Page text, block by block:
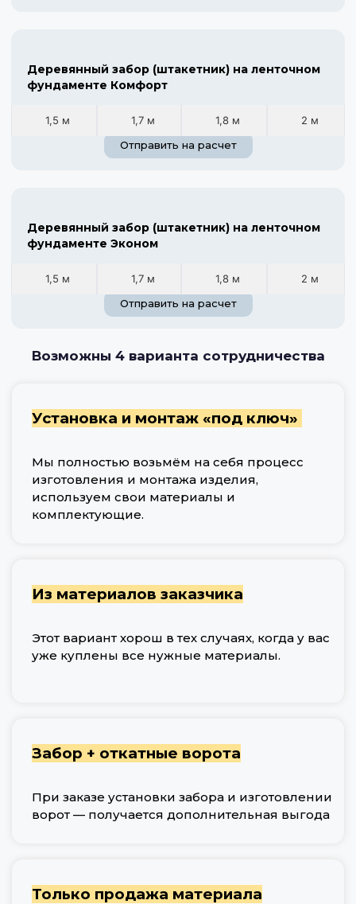
Деревянный забор (штакетник) на ленточном
фундаменте Комфорт
1,5 м 1,7 м 1,8 м
2 м
Отправить на расчет
Деревянный забор (штакетник) на ленточном
фундаменте Эконом
1,5 м 1,7 м 1,8 м
2 м
Отправить на расчет
Возможны 4 варианта сотрудничества
Установка и монтаж «под ключ»
Мы полностью возьмём на себя процесс
изготовления и монтажа изделия,
используем свои материалы и
комплектующие.
Из материалов заказчика
Этот вариант хорош в тех случаях, когда у вас
уже куплены все нужные материалы.
Забор + откатные ворота
При заказе установки забора и изготовлении
ворот — получается дополнительная выгода
Только продажа материала